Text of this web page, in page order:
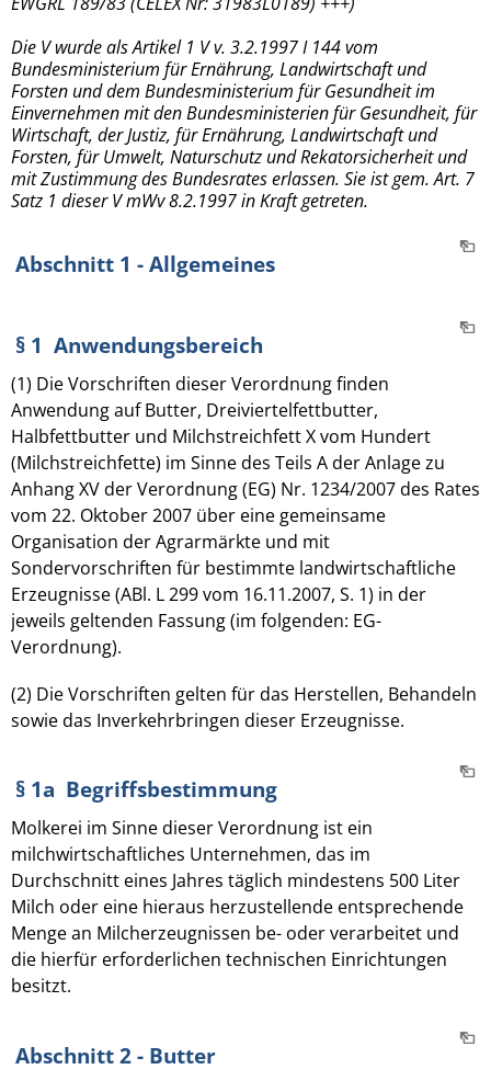
Die V wurde als Artikel 1 V v. 3.2.1997 I 144 vom
Bundesministerium für Ernährung, Landwirtschaft und
Forsten und dem Bundesministerium für Gesundheit im
Einvernehmen mit den Bundesministerien für Gesundheit, für
Wirtschaft, der Justiz, für Ernährung, Landwirtschaft und
Forsten, für Umwelt, Naturschutz und Rekatorsicherheit und
mit Zustimmung des Bundesrates erlassen. Sie ist gem. Art. 7
Satz 1 dieser V mWv 8.2.1997 in Kraft getreten.
Abschnitt 1 - Allgemeines
§ 1 Anwendungsbereich
(1) Die Vorschriften dieser Verordnung finden
Anwendung auf Butter, Dreiviertelfettbutter,
Halbfettbutter und Milchstreichfett X vom Hundert
(Milchstreichfette) im Sinne des Teils A der Anlage zu
Anhang XV der Verordnung (EG) Nr. 1234/2007 des Rates
vom 22. Oktober 2007 über eine gemeinsame
Organisation der Agrarmärkte und mit
Sondervorschriften für bestimmte landwirtschaftliche
Erzeugnisse (ABl. L 299 vom 16.11.2007, S. 1) in der
jeweils geltenden Fassung (im folgenden: EG-
Verordnung).
(2) Die Vorschriften gelten für das Herstellen, Behandeln
sowie das Inverkehrbringen dieser Erzeugnisse.
§ 1a Begriffsbestimmung
Molkerei im Sinne dieser Verordnung ist ein
milchwirtschaftliches Unternehmen, das im
Durchschnitt eines Jahres täglich mindestens 500 Liter
Milch oder eine hieraus herzustellende entsprechende
Menge an Milcherzeugnissen be- oder verarbeitet und
die hierfür erforderlichen technischen Einrichtungen
besitzt.
Abschnitt 2 - Butter